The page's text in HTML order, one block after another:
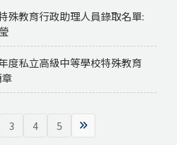
殊教育行政助理人員錄取名單:
度私立高級中等學校特殊教育
3 4 5